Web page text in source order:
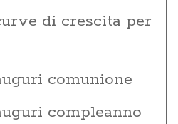
di crescita per
comunione
compleanno